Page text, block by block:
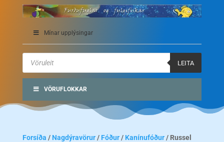
Mínar upplýsingar
Products
search
LEITA
VÖRUFLOKKAR
Forsíða / Nagdýravörur/ Fóður/ Kanínufóður/ Russel